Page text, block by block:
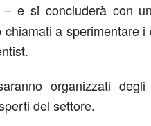
e si concluderà con un
a sperimentare
organizzati
del settore.